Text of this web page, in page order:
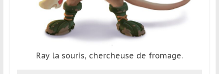
Ray la souris, chercheuse de fromage.